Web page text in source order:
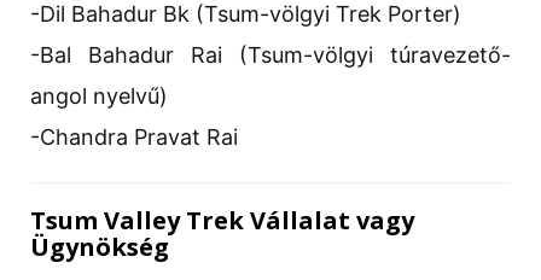
-Dil Bahadur Bk (Tsum-völgyi Trek Porter)
-Bal Bahadur Rai (Tsum-völgyi túravezető-
angol nyelvű)
-Chandra Pravat Rai
Tsum Valley Trek Vállalat vagy
Ügynökség